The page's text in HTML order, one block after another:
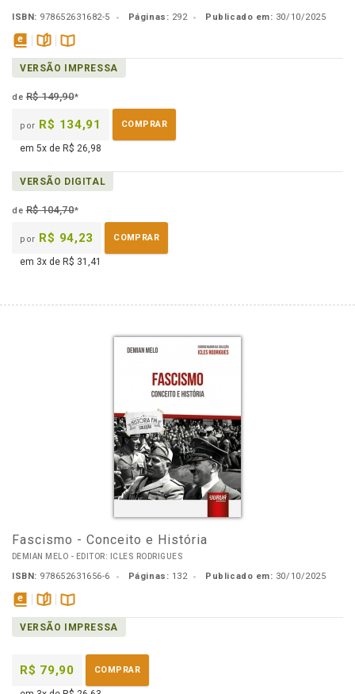
ISBN: 978652631682-5 Páginas: 292 Publicado em: 30/10/2025
disponível
em
páginasDisponível
na
VERSÃO IMPRESSA
deR$ 149,90*
por R$ 134,91 COMPRAR
em 5x de R$ 26,98
VERSÃO DIGITAL
deR$ 104,70*
por R$ 94,23 COMPRAR
em 3x de R$ 31,41
Fascismo - Conceito e História
DEMIAN MELO - EDITOR: ICLES RODRIGUES
ISBN: 978652631656-6 Páginas: 132 Publicado em: 30/10/2025
disponível
em
páginasDisponível
na
VERSÃO IMPRESSA
R$ 79,90 COMPRAR